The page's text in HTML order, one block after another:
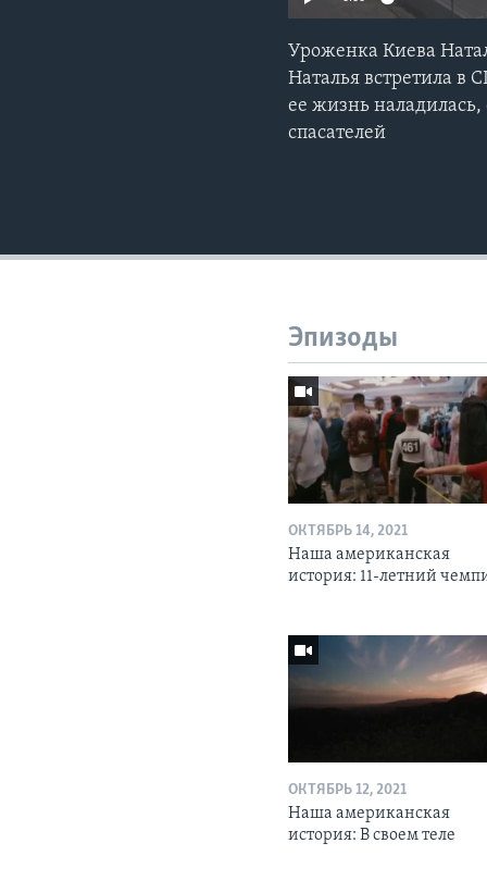
Уроженка Киева
Наталья встретила в
ее жизнь наладилась,
спасателей
Эпизоды
ОКТЯБРЬ 14, 2021
Наша американская
история: 11-летний
ОКТЯБРЬ 12, 2021
Наша американская
история: В своем теле